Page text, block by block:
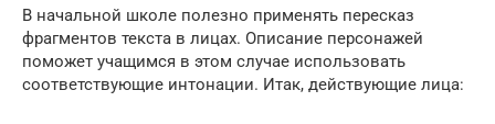
В начальной школе полезно применять пересказ
фрагментов текста в лицах. Описание персонажей
поможет учащимся в этом случае использовать
соответствующие интонации. Итак, действующие лица: